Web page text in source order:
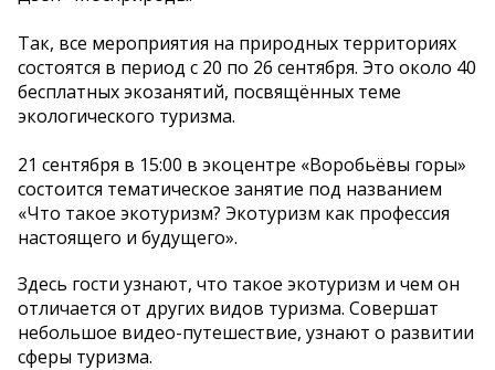
Так, все мероприятия на природных территориях
состоятся в период с 20 по 26 сентября. Это около 40
бесплатных экозанятий, посвящённых теме
экологического туризма.
21 сентября в 15:00 в экоцентре «Воробьёвы горы»
состоится тематическое занятие под названием
«Что такое экотуризм? Экотуризм как профессия
настоящего и будущего».
Здесь гости узнают, что такое экотуризм и чем он
отличается от других видов туризма. Совершат
небольшое видео-путешествие, узнают о развитии
сферы туризма.